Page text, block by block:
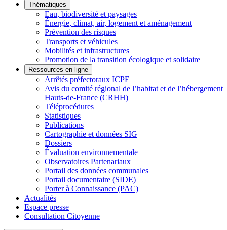
Thématiques
Eau, biodiversité et paysages
Énergie, climat, air, logement et aménagement
Prévention des risques
Transports et véhicules
Mobilités et infrastructures
Promotion de la transition écologique et solidaire
Ressources en ligne
Arrêtés préfectoraux ICPE
Avis du comité régional de l’habitat et de l’hébergement
Hauts-de-France (CRHH)
Téléprocédures
Statistiques
Publications
Cartographie et données SIG
Dossiers
Évaluation environnementale
Observatoires Partenariaux
Portail des données communales
Portail documentaire (SIDE)
Porter à Connaissance (PAC)
Actualités
Espace presse
Consultation Citoyenne